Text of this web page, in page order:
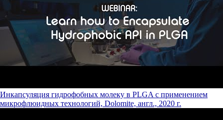
Инкапсуляция гидрофобных молеку в PLGA с применением
микрофлюидных технологий, Dolomite, англ., 2020 г.